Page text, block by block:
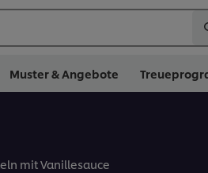
Muster & Angebote
mit Vanillesauce